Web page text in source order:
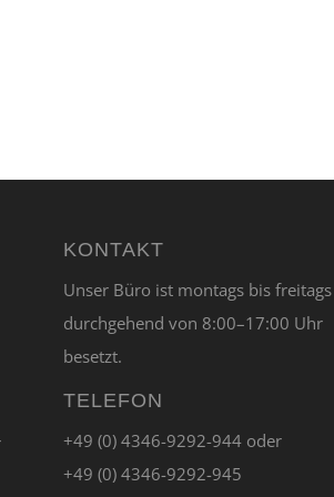
KONTAKT
Unser Büro ist montags bis freitags
durchgehend von 8:00–17:00 Uhr
besetzt.
TELEFON
+49 (0) 4346-9292-944 oder
+49 (0) 4346-9292-945